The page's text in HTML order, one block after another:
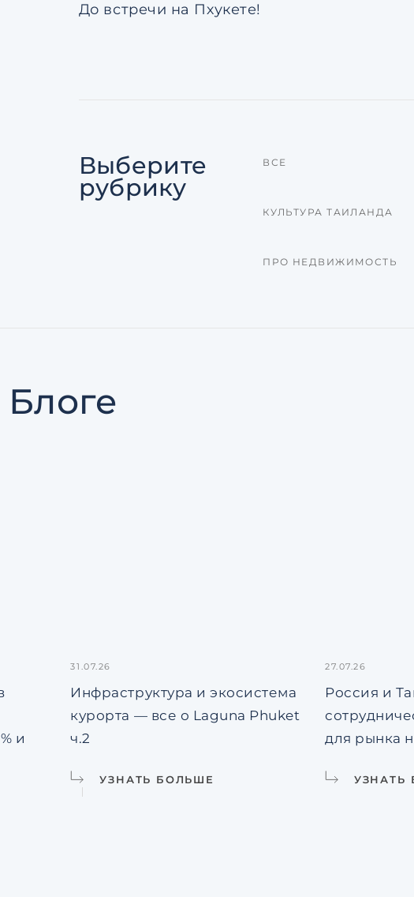
До встречи на Пхукете!
Выберите
рубрику
ВСЕ
КУЛЬТУРА ТАИЛАНДА
ПРО НЕДВИЖИМОСТЬ
Блоге
и
31.07.26
Инфраструктура и экосистема
курорта — все о Laguna Phuket
ч.2
УЗНАТЬ БОЛЬШЕ
27.07.26
Россия и
для рынка
УЗНАТЬ